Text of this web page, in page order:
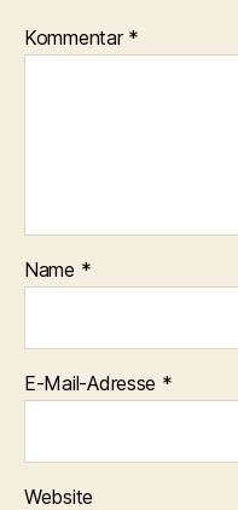
Kommentar *
Name *
E-Mail-Adresse *
Website